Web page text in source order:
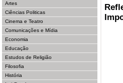
Artes
Ciências Politicas
Cinema e Teatro
Comunicações e Mídia
Economia
Educação
Estudos de Religião
Filosofia
História